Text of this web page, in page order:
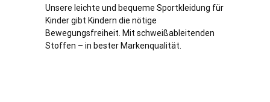
Unsere leichte und bequeme Sportkleidung für
Kinder gibt Kindern die nötige
Bewegungsfreiheit. Mit schweißableitenden
Stoffen – in bester Markenqualität.